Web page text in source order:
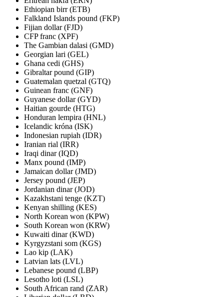
Ethiopian birr (ETB)
Falkland Islands pound (FKP)
Fijian dollar (FJD)
CFP franc (XPF)
The Gambian dalasi (GMD)
Georgian lari (GEL)
Ghana cedi (GHS)
Gibraltar pound (GIP)
Guatemalan quetzal (GTQ)
Guinean franc (GNF)
Guyanese dollar (GYD)
Haitian gourde (HTG)
Honduran lempira (HNL)
Icelandic króna (ISK)
Indonesian rupiah (IDR)
Iranian rial (IRR)
Iraqi dinar (IQD)
Manx pound (IMP)
Jamaican dollar (JMD)
Jersey pound (JEP)
Jordanian dinar (JOD)
Kazakhstani tenge (KZT)
Kenyan shilling (KES)
North Korean won (KPW)
South Korean won (KRW)
Kuwaiti dinar (KWD)
Kyrgyzstani som (KGS)
Lao kip (LAK)
Latvian lats (LVL)
Lebanese pound (LBP)
Lesotho loti (LSL)
South African rand (ZAR)